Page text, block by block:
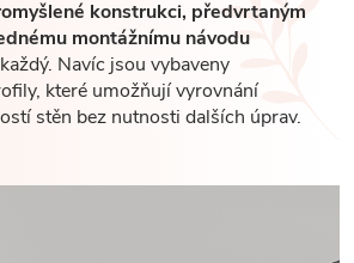
konstrukci, předvrtaným
montážnímu návodu
Navíc jsou vybaveny
které umožňují vyrovnání
stěn bez nutnosti dalších úprav.